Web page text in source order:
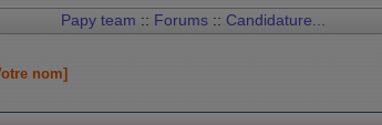
Papy team :: Forums ::Candidature...
nom]